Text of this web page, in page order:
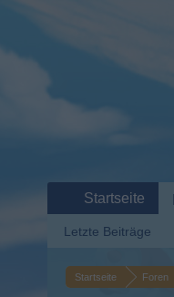
Startseite Foren
Startseite
Letzte Beiträge